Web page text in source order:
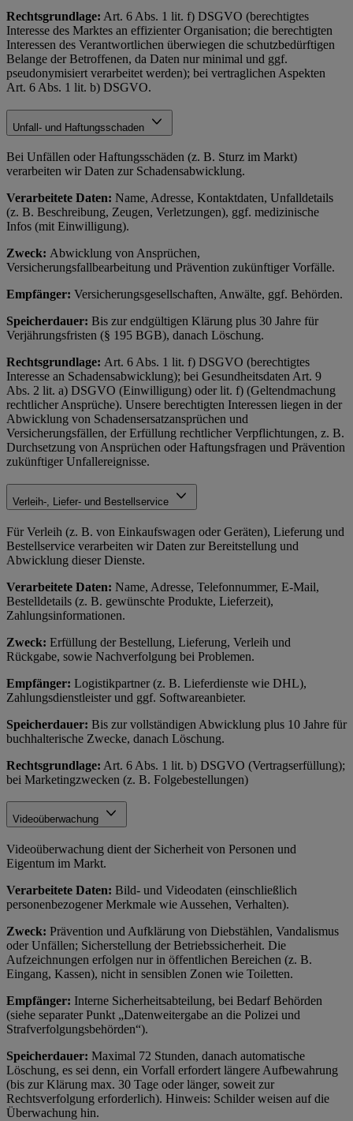
Rechtsgrundlage: Art. 6 Abs. 1 lit. f) DSGVO (berechtigtes
Interesse des Marktes an effizienter Organisation; die berechtigten
Interessen des Verantwortlichen überwiegen die schutzbedürftigen
Belange der Betroffenen, da Daten nur minimal und ggf.
pseudonymisiert verarbeitet werden); bei vertraglichen Aspekten
Art. 6 Abs. 1 lit. b) DSGVO.
Unfall- und Haftungsschaden
Bei Unfällen oder Haftungsschäden (z. B. Sturz im Markt)
verarbeiten wir Daten zur Schadensabwicklung.
Verarbeitete Daten: Name, Adresse, Kontaktdaten, Unfalldetails
(z. B. Beschreibung, Zeugen, Verletzungen), ggf. medizinische
Infos (mit Einwilligung).
Zweck: Abwicklung von Ansprüchen,
Versicherungsfallbearbeitung und Prävention zukünftiger Vorfälle.
Empfänger: Versicherungsgesellschaften, Anwälte, ggf. Behörden.
Speicherdauer: Bis zur endgültigen Klärung plus 30 Jahre für
Verjährungsfristen (§ 195 BGB), danach Löschung.
Rechtsgrundlage: Art. 6 Abs. 1 lit. f) DSGVO (berechtigtes
Interesse an Schadensabwicklung); bei Gesundheitsdaten Art. 9
Abs. 2 lit. a) DSGVO (Einwilligung) oder lit. f) (Geltendmachung
rechtlicher Ansprüche). Unsere berechtigten Interessen liegen in der
Abwicklung von Schadensersatzansprüchen und
Versicherungsfällen, der Erfüllung rechtlicher Verpflichtungen, z. B.
Durchsetzung von Ansprüchen oder Haftungsfragen und Prävention
zukünftiger Unfallereignisse.
Verleih-, Liefer- und Bestellservice
Für Verleih (z. B. von Einkaufswagen oder Geräten), Lieferung und
Bestellservice verarbeiten wir Daten zur Bereitstellung und
Abwicklung dieser Dienste.
Verarbeitete Daten: Name, Adresse, Telefonnummer, E-Mail,
Bestelldetails (z. B. gewünschte Produkte, Lieferzeit),
Zahlungsinformationen.
Zweck: Erfüllung der Bestellung, Lieferung, Verleih und
Rückgabe, sowie Nachverfolgung bei Problemen.
Empfänger: Logistikpartner (z. B. Lieferdienste wie DHL),
Zahlungsdienstleister und ggf. Softwareanbieter.
Speicherdauer: Bis zur vollständigen Abwicklung plus 10 Jahre für
buchhalterische Zwecke, danach Löschung.
Rechtsgrundlage: Art. 6 Abs. 1 lit. b) DSGVO (Vertragserfüllung);
bei Marketingzwecken (z. B. Folgebestellungen)
Videoüberwachung
Videoüberwachung dient der Sicherheit von Personen und
Eigentum im Markt.
Verarbeitete Daten: Bild- und Videodaten (einschließlich
personenbezogener Merkmale wie Aussehen, Verhalten).
Zweck: Prävention und Aufklärung von Diebstählen, Vandalismus
oder Unfällen; Sicherstellung der Betriebssicherheit. Die
Aufzeichnungen erfolgen nur in öffentlichen Bereichen (z. B.
Eingang, Kassen), nicht in sensiblen Zonen wie Toiletten.
Empfänger: Interne Sicherheitsabteilung, bei Bedarf Behörden
(siehe separater Punkt „Datenweitergabe an die Polizei und
Strafverfolgungsbehörden“).
Speicherdauer: Maximal 72 Stunden, danach automatische
Löschung, es sei denn, ein Vorfall erfordert längere Aufbewahrung
(bis zur Klärung max. 30 Tage oder länger, soweit zur
Rechtsverfolgung erforderlich). Hinweis: Schilder weisen auf die
Überwachung hin.